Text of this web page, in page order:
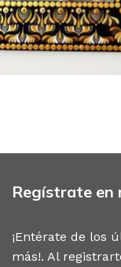
Regístrate
¡Entérate de los
más!. Al